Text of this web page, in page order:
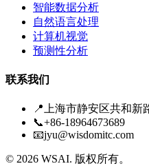
智能数据分析
自然语言处理
计算机视觉
预测性分析
联系我们
📍 上海市静安区共和新
📞+86-18964673689
📧jyu@wisdomitc.com
© 2026 WSAI. 版权所有。